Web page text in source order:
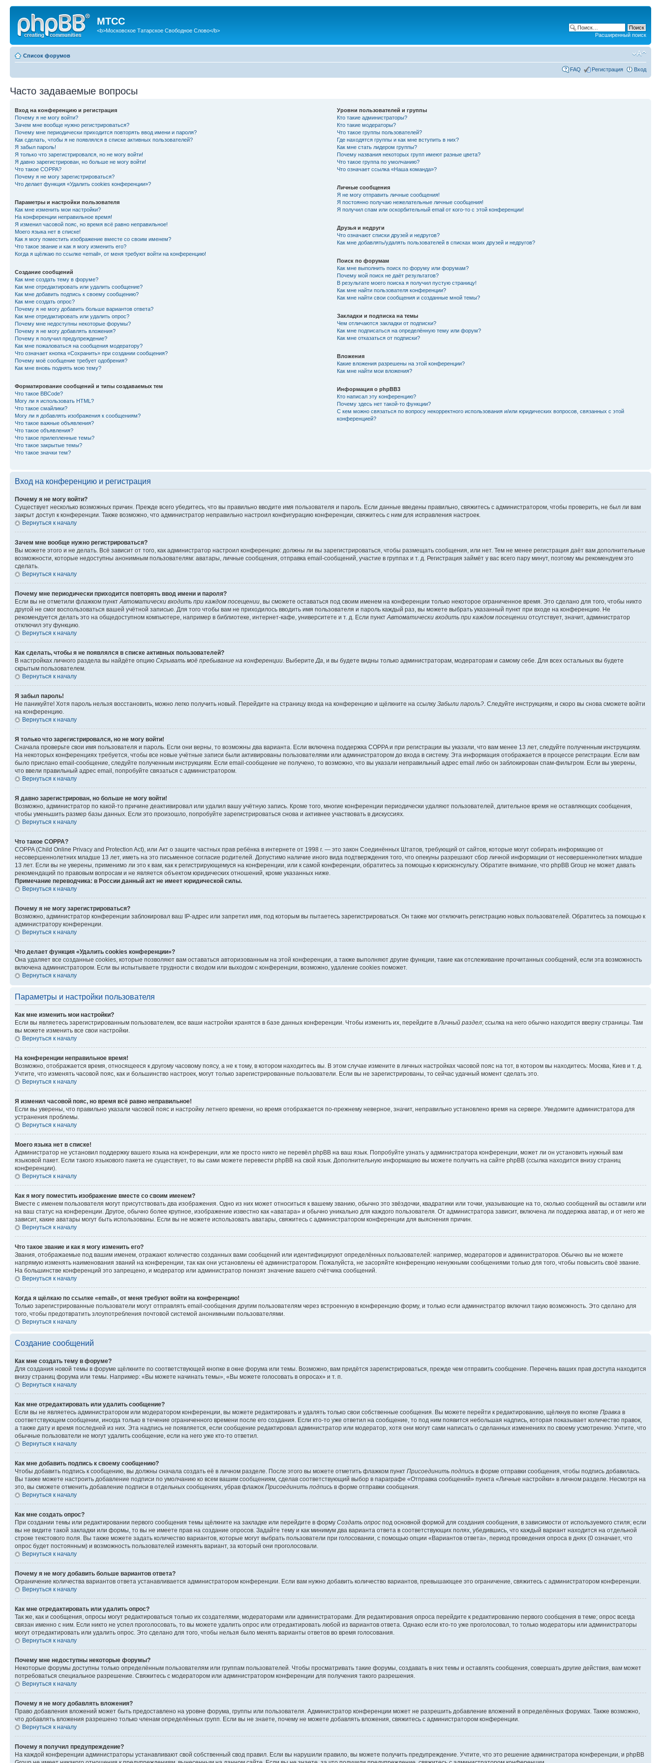
МТСС
<b>Московское Татарское Свободное Слово</b>
Расширенный поиск
Список форумов
FAQ Регистрация Вход
Часто задаваемые вопросы
Вход на конференцию и регистрация
Почему я не могу войти?
Зачем мне вообще нужно регистрироваться?
Почему мне периодически приходится повторять ввод имени и пароля?
Как сделать, чтобы я не появлялся в списке активных пользователей?
Я забыл пароль!
Я только что зарегистрировался, но не могу войти!
Я давно зарегистрирован, но больше не могу войти!
Что такое COPPA?
Почему я не могу зарегистрироваться?
Что делает функция «Удалить cookies конференции»?
Параметры и настройки пользователя
Как мне изменить мои настройки?
На конференции неправильное время!
Я изменил часовой пояс, но время всё равно неправильное!
Моего языка нет в списке!
Как я могу поместить изображение вместе со своим именем?
Что такое звание и как я могу изменить его?
Когда я щёлкаю по ссылке «email», от меня требуют войти на конференцию!
Создание сообщений
Как мне создать тему в форуме?
Как мне отредактировать или удалить сообщение?
Как мне добавить подпись к своему сообщению?
Как мне создать опрос?
Почему я не могу добавить больше вариантов ответа?
Как мне отредактировать или удалить опрос?
Почему мне недоступны некоторые форумы?
Почему я не могу добавлять вложения?
Почему я получил предупреждение?
Как мне пожаловаться на сообщения модератору?
Что означает кнопка «Сохранить» при создании сообщения?
Почему моё сообщение требует одобрения?
Как мне вновь поднять мою тему?
Форматирование сообщений и типы создаваемых тем
Что такое BBCode?
Могу ли я использовать HTML?
Что такое смайлики?
Могу ли я добавлять изображения к сообщениям?
Что такое важные объявления?
Что такое объявления?
Что такое прилепленные темы?
Что такое закрытые темы?
Что такое значки тем?
Уровни пользователей и группы
Кто такие администраторы?
Кто такие модераторы?
Что такое группы пользователей?
Где находятся группы и как мне вступить в них?
Как мне стать лидером группы?
Почему названия некоторых групп имеют разные цвета?
Что такое группа по умолчанию?
Что означает ссылка «Наша команда»?
Личные сообщения
Я не могу отправить личные сообщения!
Я постоянно получаю нежелательные личные сообщения!
Я получил спам или оскорбительный email от кого-то с этой конференции!
Друзья и недруги
Что означают списки друзей и недругов?
Как мне добавлять/удалять пользователей в списках моих друзей и недругов?
Поиск по форумам
Как мне выполнить поиск по форуму или форумам?
Почему мой поиск не даёт результатов?
В результате моего поиска я получил пустую страницу!
Как мне найти пользователя конференции?
Как мне найти свои сообщения и созданные мной темы?
Закладки и подписка на темы
Чем отличаются закладки от подписки?
Как мне подписаться на определённую тему или форум?
Как мне отказаться от подписки?
Вложения
Какие вложения разрешены на этой конференции?
Как мне найти мои вложения?
Информация о phpBB3
Кто написал эту конференцию?
Почему здесь нет такой-то функции?
С кем можно связаться по вопросу некорректного использования и/или юридических вопросов, связанных с этой
конференцией?
Вход на конференцию и регистрация
Почему я не могу войти?
Существует несколько возможных причин. Прежде всего убедитесь, что вы правильно вводите имя пользователя и пароль. Если данные введены правильно, свяжитесь с администратором, чтобы проверить, не был ли вам
закрыт доступ к конференции. Также возможно, что администратор неправильно настроил конфигурацию конференции, свяжитесь с ним для исправления настроек.
Вернуться к началу
Зачем мне вообще нужно регистрироваться?
Вы можете этого и не делать. Всё зависит от того, как администратор настроил конференцию: должны ли вы зарегистрироваться, чтобы размещать сообщения, или нет. Тем не менее регистрация даёт вам дополнительные
возможности, которые недоступны анонимным пользователям: аватары, личные сообщения, отправка email-сообщений, участие в группах и т. д. Регистрация займёт у вас всего пару минут, поэтому мы рекомендуем это
сделать.
Вернуться к началу
Почему мне периодически приходится повторять ввод имени и пароля?
Если вы не отметили флажком пункт Автоматически входить при каждом посещении , вы сможете оставаться под своим именем на конференции только некоторое ограниченное время. Это сделано для того, чтобы никто
другой не смог воспользоваться вашей учётной записью. Для того чтобы вам не приходилось вводить имя пользователя и пароль каждый раз, вы можете выбрать указанный пункт при входе на конференцию. Не
рекомендуется делать это на общедоступном компьютере, например в библиотеке, интернет-кафе, университете и т. д. Если пункт Автоматически входить при каждом посещении отсутствует, значит, администратор
отключил эту функцию.
Вернуться к началу
Как сделать, чтобы я не появлялся в списке активных пользователей?
В настройках личного раздела вы найдёте опцию Скрывать моё пребывание на конференции . Выберите Да , и вы будете видны только администраторам, модераторам и самому себе. Для всех остальных вы будете
скрытым пользователем.
Вернуться к началу
Я забыл пароль!
Не паникуйте! Хотя пароль нельзя восстановить, можно легко получить новый. Перейдите на страницу входа на конференцию и щёлкните на ссылку Забыли пароль? . Следуйте инструкциям, и скоро вы снова сможете войти
на конференцию.
Вернуться к началу
Я только что зарегистрировался, но не могу войти!
Сначала проверьте свои имя пользователя и пароль. Если они верны, то возможны два варианта. Если включена поддержка COPPA и при регистрации вы указали, что вам менее 13 лет, следуйте полученным инструкциям.
На некоторых конференциях требуется, чтобы все новые учётные записи были активированы пользователями или администратором до входа в систему. Эта информация отображается в процессе регистрации. Если вам
было прислано email-сообщение, следуйте полученным инструкциям. Если email-сообщение не получено, то возможно, что вы указали неправильный адрес email либо он заблокирован спам-фильтром. Если вы уверены,
что ввели правильный адрес email, попробуйте связаться с администратором.
Вернуться к началу
Я давно зарегистрирован, но больше не могу войти!
Возможно, администратор по какой-то причине деактивировал или удалил вашу учётную запись. Кроме того, многие конференции периодически удаляют пользователей, длительное время не оставляющих сообщения,
чтобы уменьшить размер базы данных. Если это произошло, попробуйте зарегистрироваться снова и активнее участвовать в дискуссиях.
Вернуться к началу
Что такое COPPA?
COPPA (Child Online Privacy and Protection Act), или Акт о защите частных прав ребёнка в интернете от 1998 г. — это закон Соединённых Штатов, требующий от сайтов, которые могут собирать информацию от
несовершеннолетних младше 13 лет, иметь на это письменное согласие родителей. Допустимо наличие иного вида подтверждения того, что опекуны разрешают сбор личной информации от несовершеннолетних младше
13 лет. Если вы не уверены, применимо ли это к вам, как к регистрирующемуся на конференции, или к самой конференции, обратитесь за помощью к юрисконсульту. Обратите внимание, что phpBB Group не может давать
рекомендаций по правовым вопросам и не является объектом юридических отношений, кроме указанных ниже.
Примечание переводчика: в России данный акт не имеет юридической силы.
Вернуться к началу
Почему я не могу зарегистрироваться?
Возможно, администратор конференции заблокировал ваш IP-адрес или запретил имя, под которым вы пытаетесь зарегистрироваться. Он также мог отключить регистрацию новых пользователей. Обратитесь за помощью к
администратору конференции.
Вернуться к началу
Что делает функция «Удалить cookies конференции»?
Она удаляет все созданные cookies, которые позволяют вам оставаться авторизованным на этой конференции, а также выполняют другие функции, такие как отслеживание прочитанных сообщений, если эта возможность
включена администратором. Если вы испытываете трудности с входом или выходом с конференции, возможно, удаление cookies поможет.
Вернуться к началу
Параметры и настройки пользователя
Как мне изменить мои настройки?
Если вы являетесь зарегистрированным пользователем, все ваши настройки хранятся в базе данных конференции. Чтобы изменить их, перейдите в Личный раздел; ссылка на него обычно находится вверху страницы. Там
вы можете изменить все свои настройки.
Вернуться к началу
На конференции неправильное время!
Возможно, отображается время, относящееся к другому часовому поясу, а не к тому, в котором находитесь вы. В этом случае измените в личных настройках часовой пояс на тот, в котором вы находитесь: Москва, Киев и т. д.
Учтите, что изменять часовой пояс, как и большинство настроек, могут только зарегистрированные пользователи. Если вы не зарегистрированы, то сейчас удачный момент сделать это.
Вернуться к началу
Я изменил часовой пояс, но время всё равно неправильное!
Если вы уверены, что правильно указали часовой пояс и настройку летнего времени, но время отображается по-прежнему неверное, значит, неправильно установлено время на сервере. Уведомите администратора для
устранения проблемы.
Вернуться к началу
Моего языка нет в списке!
Администратор не установил поддержку вашего языка на конференции, или же просто никто не перевёл phpBB на ваш язык. Попробуйте узнать у администратора конференции, может ли он установить нужный вам
языковой пакет. Если такого языкового пакета не существует, то вы сами можете перевести phpBB на свой язык. Дополнительную информацию вы можете получить на сайте phpBB (ссылка находится внизу страниц
конференции).
Вернуться к началу
Как я могу поместить изображение вместе со своим именем?
Вместе с именем пользователя могут присутствовать два изображения. Одно из них может относиться к вашему званию, обычно это звёздочки, квадратики или точки, указывающие на то, сколько сообщений вы оставили или
на ваш статус на конференции. Другое, обычно более крупное, изображение известно как «аватара» и обычно уникально для каждого пользователя. От администратора зависит, включена ли поддержка аватар, и от него же
зависит, какие аватары могут быть использованы. Если вы не можете использовать аватары, свяжитесь с администратором конференции для выяснения причин.
Вернуться к началу
Что такое звание и как я могу изменить его?
Звания, отображаемые под вашим именем, отражают количество созданных вами сообщений или идентифицируют определённых пользователей: например, модераторов и администраторов. Обычно вы не можете
напрямую изменять наименования званий на конференции, так как они установлены её администратором. Пожалуйста, не засоряйте конференцию ненужными сообщениями только для того, чтобы повысить своё звание.
На большинстве конференций это запрещено, и модератор или администратор понизят значение вашего счётчика сообщений.
Вернуться к началу
Когда я щёлкаю по ссылке «email», от меня требуют войти на конференцию!
Только зарегистрированные пользователи могут отправлять email-сообщения другим пользователям через встроенную в конференцию форму, и только если администратор включил такую возможность. Это сделано для
того, чтобы предотвратить злоупотребления почтовой системой анонимными пользователями.
Вернуться к началу
Создание сообщений
Как мне создать тему в форуме?
Для создания новой темы в форуме щёлкните по соответствующей кнопке в окне форума или темы. Возможно, вам придётся зарегистрироваться, прежде чем отправить сообщение. Перечень ваших прав доступа находится
внизу страниц форума или темы. Например: «Вы можете начинать темы», «Вы можете голосовать в опросах» и т. п.
Вернуться к началу
Как мне отредактировать или удалить сообщение?
Если вы не являетесь администратором или модератором конференции, вы можете редактировать и удалять только свои собственные сообщения. Вы можете перейти к редактированию, щёлкнув по кнопке Правка в
соответствующем сообщении, иногда только в течение ограниченного времени после его создания. Если кто-то уже ответил на сообщение, то под ним появится небольшая надпись, которая показывает количество правок,
а также дату и время последней из них. Эта надпись не появляется, если сообщение редактировал администратор или модератор, хотя они могут сами написать о сделанных изменениях по своему усмотрению. Учтите, что
обычные пользователи не могут удалить сообщение, если на него уже кто-то ответил.
Вернуться к началу
Как мне добавить подпись к своему сообщению?
Чтобы добавить подпись к сообщению, вы должны сначала создать её в личном разделе. После этого вы можете отметить флажком пункт Присоединить подпись в форме отправки сообщения, чтобы подпись добавилась.
Вы также можете настроить добавление подписи по умолчанию ко всем вашим сообщениям, сделав соответствующий выбор в параграфе «Отправка сообщений» пункта «Личные настройки» в личном разделе. Несмотря на
это, вы сможете отменить добавление подписи в отдельных сообщениях, убрав флажок Присоединить подпись в форме отправки сообщения.
Вернуться к началу
Как мне создать опрос?
При создании темы или редактировании первого сообщения темы щёлкните на закладке или перейдите в форму Создать опрос под основной формой для создания сообщения, в зависимости от используемого стиля; если
вы не видите такой закладки или формы, то вы не имеете прав на создание опросов. Задайте тему и как минимум два варианта ответа в соответствующих полях, убедившись, что каждый вариант находится на отдельной
строке текстового поля. Вы также можете задать количество вариантов, которые могут выбрать пользователи при голосовании, с помощью опции «Вариантов ответа», период проведения опроса в днях (0 означает, что
опрос будет постоянным) и возможность пользователей изменять вариант, за который они проголосовали.
Вернуться к началу
Почему я не могу добавить больше вариантов ответа?
Ограничение количества вариантов ответа устанавливается администратором конференции. Если вам нужно добавить количество вариантов, превышающее это ограничение, свяжитесь с администратором конференции.
Вернуться к началу
Как мне отредактировать или удалить опрос?
Так же, как и сообщения, опросы могут редактироваться только их создателями, модераторами или администраторами. Для редактирования опроса перейдите к редактированию первого сообщения в теме; опрос всегда
связан именно с ним. Если никто не успел проголосовать, то вы можете удалить опрос или отредактировать любой из вариантов ответа. Однако если кто-то уже проголосовал, то только модераторы или администраторы
могут отредактировать или удалить опрос. Это сделано для того, чтобы нельзя было менять варианты ответов во время голосования.
Вернуться к началу
Почему мне недоступны некоторые форумы?
Некоторые форумы доступны только определённым пользователям или группам пользователей. Чтобы просматривать такие форумы, создавать в них темы и оставлять сообщения, совершать другие действия, вам может
потребоваться специальное разрешение. Свяжитесь с модератором или администратором конференции для получения такого разрешения.
Вернуться к началу
Почему я не могу добавлять вложения?
Право добавления вложений может быть предоставлено на уровне форума, группы или пользователя. Администратор конференции может не разрешить добавление вложений в определённых форумах. Также возможно,
что добавлять вложения разрешено только членам определённых групп. Если вы не знаете, почему не можете добавлять вложения, свяжитесь с администратором конференции.
Вернуться к началу
Почему я получил предупреждение?
На каждой конференции администраторы устанавливают свой собственный свод правил. Если вы нарушили правило, вы можете получить предупреждение. Учтите, что это решение администратора конференции, и phpBB